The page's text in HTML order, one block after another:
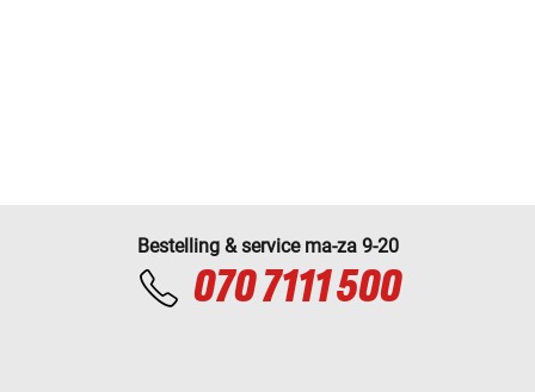
Bestelling & service ma-za 9-20
070 7111 500